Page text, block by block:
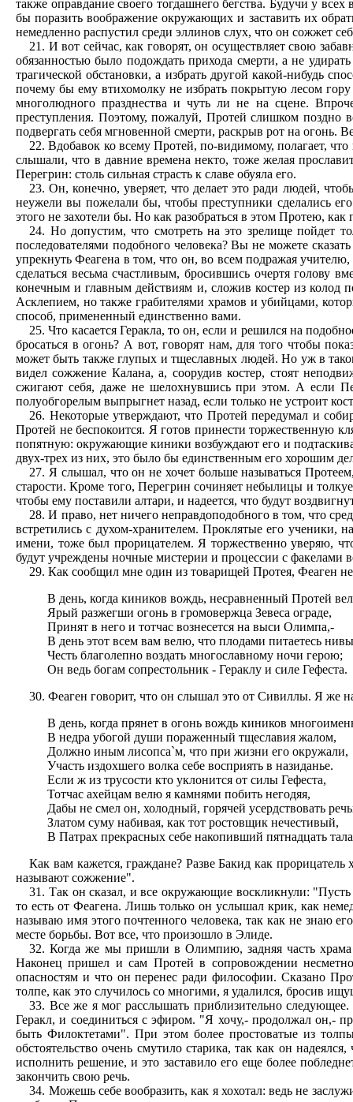
также оправдание своего тогдашнего бегства. Будучи у
бы поразить воображение окружающих и заставить их
немедленно распустил среди эллинов слух, что он сожжет
21. И вот сейчас, как говорят, он осуществляет свою
обязанностью было подождать прихода смерти, а не
трагической обстановки, а избрать другой какой-нибудь
почему бы ему втихомолку не избрать покрытую лесом
многолюдного празднества и чуть ли не на сцене.
преступления. Поэтому, пожалуй, Протей слишком поздно
подвергать себя мгновенной смерти, раскрыв рот на огонь.
22. Вдобавок ко всему Протей, по-видимому, полагает,
слышали, что в давние времена некто, тоже желая
Перегрин: столь сильная страсть к славе обуяла его.
23. Он, конечно, уверяет, что делает это ради людей,
неужели вы пожелали бы, чтобы преступники сделались
этого не захотели бы. Но как разобраться в этом Протею,
24. Но допустим, что смотреть на это зрелище пойдет
последователями подобного человека? Вы не можете
упрекнуть Феагена в том, что он, во всем подражая
сделаться весьма счастливым, бросившись очертя голову
конечным и главным действиям и, сложив костер из колод
Асклепием, но также грабителями храмов и убийцами,
способ, примененный единственно вами.
25. Что касается Геракла, то он, если и решился на
бросаться в огонь? А вот, говорят нам, для того чтобы
может быть также глупых и тщеславных людей. Но уж в
видел сожжение Калана, а, соорудив костер, стоят
сжигают себя, даже не шелохнувшись при этом. А если
полуобгорелым выпрыгнет назад, если только не устроит
26. Некоторые утверждают, что Протей передумал и
Протей не беспокоится. Я готов принести торжественную
попятную: окружающие киники возбуждают его и
двух-трех из них, это было бы единственным его хорошим
27. Я слышал, что он не хочет больше называться
старости. Кроме того, Перегрин сочиняет небылицы и
чтобы ему поставили алтари, и надеется, что будут
28. И право, нет ничего неправдоподобного в том, что
встретились с духом-хранителем. Проклятые его ученики,
имени, тоже был прорицателем. Я торжественно уверяю,
будут учреждены ночные мистерии и процессии с факелами
29. Как сообщил мне один из товарищей Протея, Феаген
В день, когда киников вождь, несравненный Протей
Ярый разжегши огонь в громовержца Зевеса ограде,
Принят в него и тотчас вознесется на выси Олимпа,-
В день этот всем вам велю, что плодами питаетесь
Честь благолепно воздать многославному ночи герою;
Он ведь богам сопрестольник - Гераклу и силе Гефеста.
30. Феаген говорит, что он слышал это от Сивиллы. Я же
В день, когда прянет в огонь вождь киников
В недра убогой души пораженный тщеславия жалом,
Должно иным лисопса`м, что при жизни его окружали,
Участь издохшего волка себе восприять в назиданье.
Если ж из трусости кто уклонится от силы Гефеста,
Тотчас ахейцам велю я камнями побить негодяя,
Дабы не смел он, холодный, горячей усердствовать
Златом суму набивая, как тот ростовщик нечестивый,
В Патрах прекрасных себе накопивший пятнадцать
Как вам кажется, граждане? Разве Бакид как
называют сожжение".
31. Так он сказал, и все окружающие воскликнули:
то есть от Феагена. Лишь только он услышал крик, как
называю имя этого почтенного человека, так как не знаю
месте борьбы. Вот все, что произошло в Элиде.
32. Когда же мы пришли в Олимпию, задняя часть
Наконец пришел и сам Протей в сопровождении
опасностям и что он перенес ради философии. Сказано
толпе, как это случилось со многими, я удалился, бросив
33. Все же я мог расслышать приблизительно
Геракл, и соединиться с эфиром. "Я хочу,- продолжал он,-
быть Филоктетами". При этом более простоватые из
обстоятельство очень смутило старика, так как он
исполнить решение, и это заставило его еще более
закончить свою речь.
34. Можешь себе вообразить, как я хохотал: ведь не